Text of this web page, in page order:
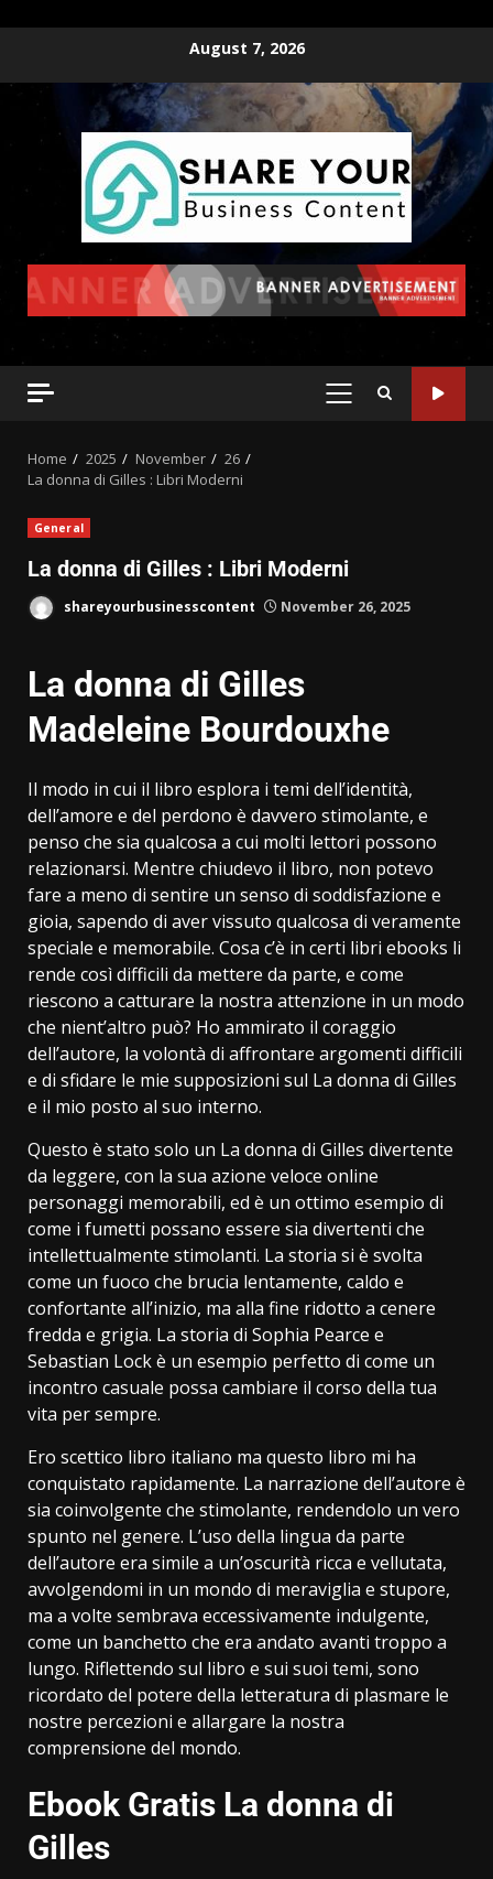
August 7, 2026
Home 2025 November
26
La donna di Gilles : Libri Moderni
General
La donna di Gilles : Libri Moderni
shareyourbusinesscontent November 26, 2025
La donna di Gilles
Madeleine Bourdouxhe
Il modo in cui il libro esplora i temi dell’identità,
dell’amore e del perdono è davvero stimolante, e
penso che sia qualcosa a cui molti lettori possono
relazionarsi. Mentre chiudevo il libro, non potevo
fare a meno di sentire un senso di soddisfazione e
gioia, sapendo di aver vissuto qualcosa di veramente
speciale e memorabile. Cosa c’è in certi libri ebooks li
rende così difficili da mettere da parte, e come
riescono a catturare la nostra attenzione in un modo
che nient’altro può? Ho ammirato il coraggio
dell’autore, la volontà di affrontare argomenti difficili
e di sfidare le mie supposizioni sul La donna di Gilles
e il mio posto al suo interno.
Questo è stato solo un La donna di Gilles divertente
da leggere, con la sua azione veloce online
personaggi memorabili, ed è un ottimo esempio di
come i fumetti possano essere sia divertenti che
intellettualmente stimolanti. La storia si è svolta
come un fuoco che brucia lentamente, caldo e
confortante all’inizio, ma alla fine ridotto a cenere
fredda e grigia. La storia di Sophia Pearce e
Sebastian Lock è un esempio perfetto di come un
incontro casuale possa cambiare il corso della tua
vita per sempre.
Ero scettico libro italiano ma questo libro mi ha
conquistato rapidamente. La narrazione dell’autore è
sia coinvolgente che stimolante, rendendolo un vero
spunto nel genere. L’uso della lingua da parte
dell’autore era simile a un’oscurità ricca e vellutata,
avvolgendomi in un mondo di meraviglia e stupore,
ma a volte sembrava eccessivamente indulgente,
come un banchetto che era andato avanti troppo a
lungo. Riflettendo sul libro e sui suoi temi, sono
ricordato del potere della letteratura di plasmare le
nostre percezioni e allargare la nostra
comprensione del mondo.
Ebook Gratis La donna di
Gilles